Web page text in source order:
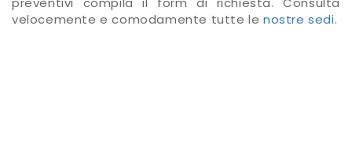
velocemente e comodamente tutte lenostre sedi.